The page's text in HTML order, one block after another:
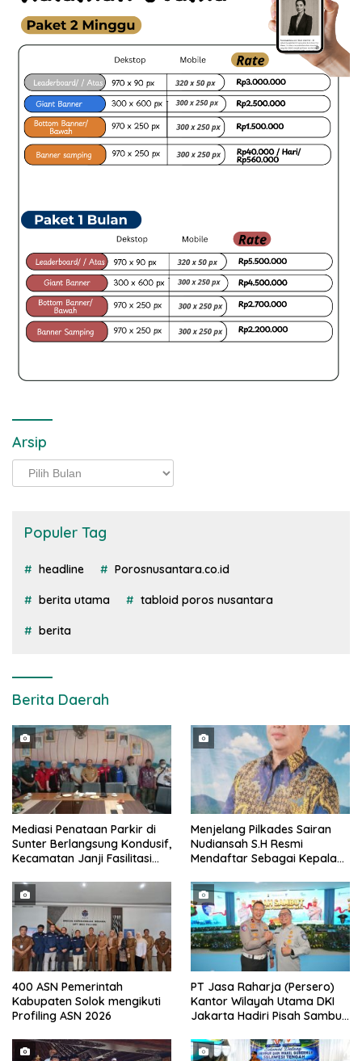
Arsip
Arsip
Populer Tag
headline Porosnusantara.co.id
berita utama tabloid poros nusantara
berita
Berita Daerah
Mediasi Penataan Parkir di
Sunter Berlangsung Kondusif,
Kecamatan Janji Fasilitasi
Menjelang Pilkades Sairan
Nudiansah S.H Resmi
Mendaftar Sebagai Kepala
400 ASN Pemerintah
Kabupaten Solok mengikuti
Profiling ASN 2026
PT Jasa Raharja (Persero)
Kantor Wilayah Utama DKI
Jakarta Hadiri Pisah Sambut
Metro Jaya